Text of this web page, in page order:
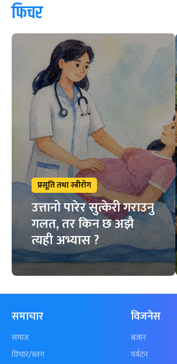
फिचर
प्रसूति तथा स्त्रीरोग
उत्तानो पारेर सुत्केरी गराउनु
गलत, तर किन छ अझै
त्यही अभ्यास ?
समाचार
समाज
विचार/ब्लग
विजनेस
बजार
पर्यटन